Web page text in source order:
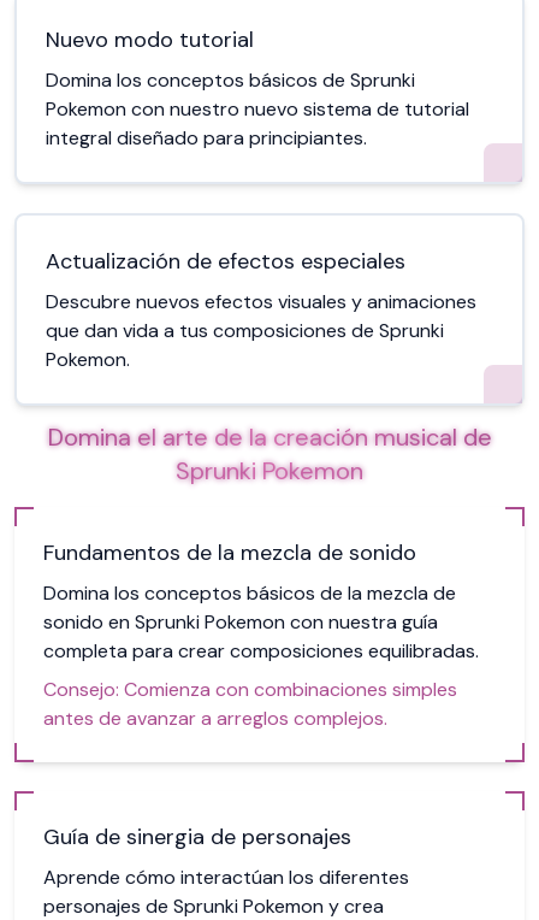
Nuevo modo tutorial
Domina los conceptos básicos de Sprunki
Pokemon con nuestro nuevo sistema de tutorial
integral diseñado para principiantes.
Actualización de efectos especiales
Descubre nuevos efectos visuales y animaciones
que dan vida a tus composiciones de Sprunki
Pokemon.
Domina el arte de la creación musical de
Sprunki Pokemon
Fundamentos de la mezcla de sonido
Domina los conceptos básicos de la mezcla de
sonido en Sprunki Pokemon con nuestra guía
completa para crear composiciones equilibradas.
Consejo: Comienza con combinaciones simples
antes de avanzar a arreglos complejos.
Guía de sinergia de personajes
Aprende cómo interactúan los diferentes
personajes de Sprunki Pokemon y crea